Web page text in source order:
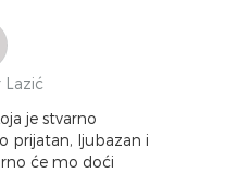
Lazić
je stvarno
prijatan, ljubazan i
će mo doći